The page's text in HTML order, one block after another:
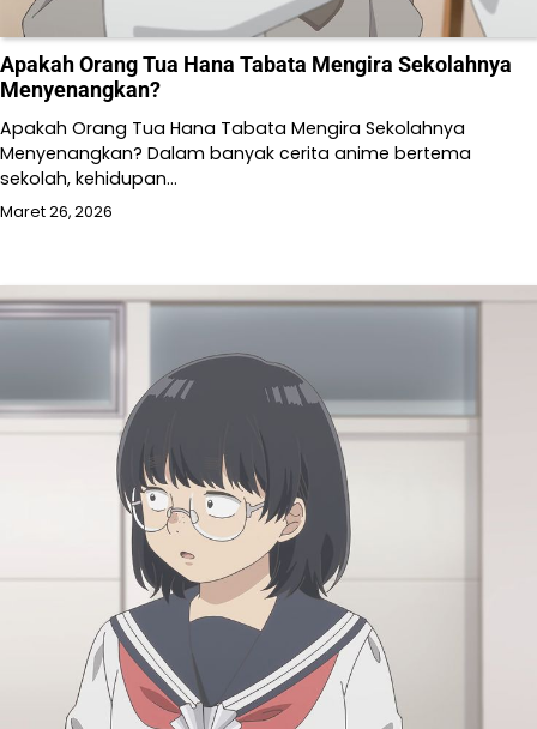
Apakah Orang Tua Hana Tabata Mengira Sekolahnya
Menyenangkan?
Apakah Orang Tua Hana Tabata Mengira Sekolahnya
Menyenangkan? Dalam banyak cerita anime bertema
sekolah, kehidupan…
Maret 26, 2026